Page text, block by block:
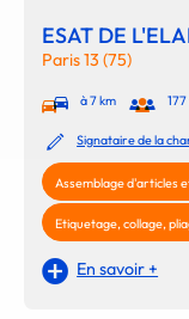
ESAT DE
Paris 13 (75)
à 7 km
Signataire de la
Assemblage d'articles
Etiquetage, collage,
En savoir +